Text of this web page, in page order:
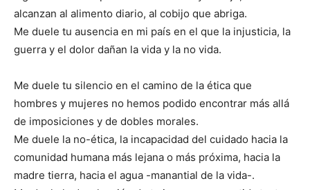
alcanzan al alimento diario, al cobijo que abriga.
Me duele tu ausencia en mi país en el que la injusticia, la
guerra y el dolor dañan la vida y la no vida.
Me duele tu silencio en el camino de la ética que
hombres y mujeres no hemos podido encontrar más allá
de imposiciones y de dobles morales.
Me duele la no-ética, la incapacidad del cuidado hacia la
comunidad humana más lejana o más próxima, hacia la
madre tierra, hacia el agua -manantial de la vida-.